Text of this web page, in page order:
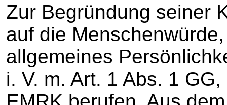
Zur Begründung seiner
auf die
allgemeines
i. V. m. Art. 1 Abs. 1